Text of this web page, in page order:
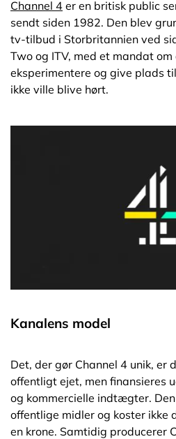
Channel 4er en britisk public
sendt siden 1982. Den blev
tv-tilbud i Storbritannien ved
Two og ITV, med et mandat
eksperimentere og give plads
ikke ville blive hørt.
Kanalens model
Det, der gør Channel 4 unik, er
offentligt ejet, men finansieres
og kommercielle indtægter.
offentlige midler og koster ikke
en krone. Samtidig producerer